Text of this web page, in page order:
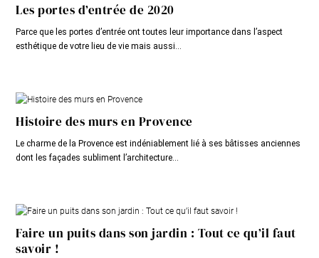
Les portes d’entrée de 2020
Parce que les portes d’entrée ont toutes leur importance dans l’aspect
esthétique de votre lieu de vie mais aussi...
Histoire des murs en Provence
Le charme de la Provence est indéniablement lié à ses bâtisses anciennes
dont les façades subliment l’architecture...
Faire un puits dans son jardin : Tout ce qu’il faut
savoir !